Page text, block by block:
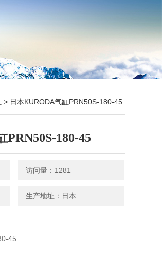
> 日本KURODA气缸PRN50S-180-45
180-45
访问量：1281
生产地址：日本
45